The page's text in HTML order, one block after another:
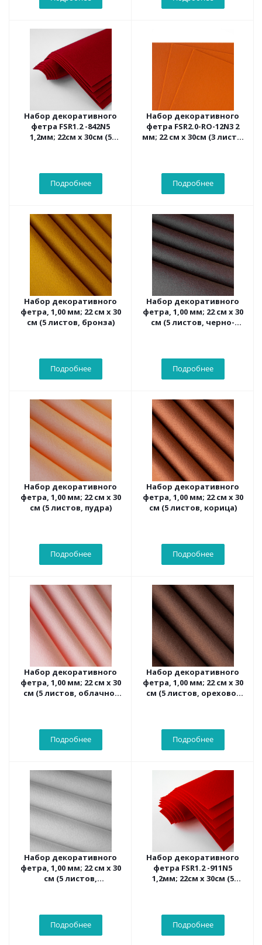
Набор декоративного
фетра FSR1.2 -842N5
1,2мм; 22см х 30см (5
Подробнее
Набор декоративного
фетра FSR2.0-RO-12N3 2
мм; 22 см х 30см (3 листа,
Подробнее
Набор декоративного
фетра, 1,00 мм; 22 см х 30
см (5 листов, бронза)
Подробнее
Набор декоративного
фетра, 1,00 мм; 22 см х 30
см (5 листов, черно-
Подробнее
Набор декоративного
фетра, 1,00 мм; 22 см х 30
см (5 листов, пудра)
Подробнее
Набор декоративного
фетра, 1,00 мм; 22 см х 30
см (5 листов, корица)
Подробнее
Набор декоративного
фетра, 1,00 мм; 22 см х 30
см (5 листов, облачно-
Подробнее
Набор декоративного
фетра, 1,00 мм; 22 см х 30
см (5 листов, орехово-
Подробнее
Набор декоративного
фетра, 1,00 мм; 22 см х 30
см (5 листов,
Подробнее
Набор декоративного
фетра FSR1.2 -911N5
1,2мм; 22см х 30см (5
Подробнее